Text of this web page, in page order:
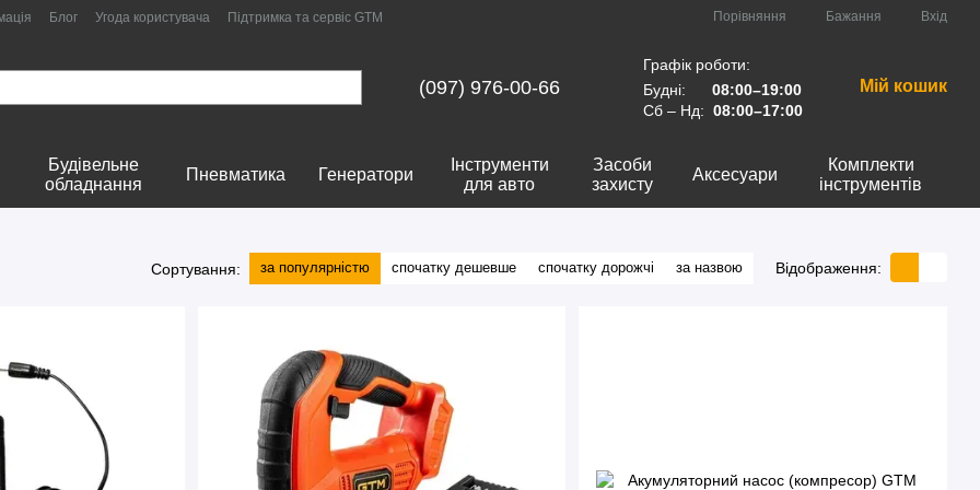
Блог Угода користувача Підтримка та сервіс GTM Порівняння Бажання Вхід
(097) 976-00-66
Графік роботи:
Будні:
08:00–19:00
Сб – Нд: 08:00–17:00
Мій кошик
Будівельне
обладнання
Пневматика Генератори
Інструменти
для авто
Засоби
захисту
Аксесуари
Комплекти
інструментів
Сортування: за популярністю спочатку дешевше спочатку дорожчі за назвою Відображення: